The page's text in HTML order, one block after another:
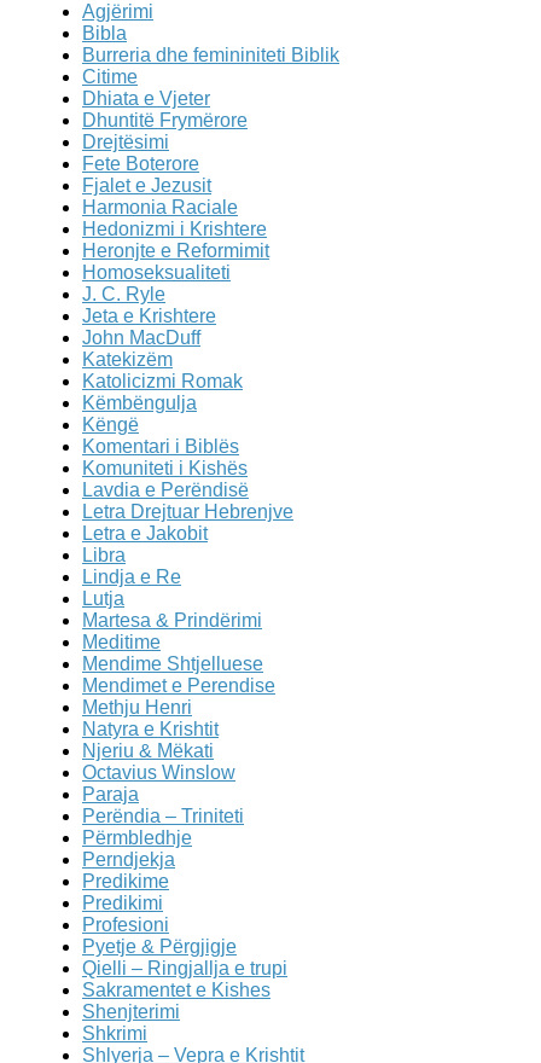
Agjërimi
Bibla
Burreria dhe femininiteti Biblik
Citime
Dhiata e Vjeter
Dhuntitë Frymërore
Drejtësimi
Fete Boterore
Fjalet e Jezusit
Harmonia Raciale
Hedonizmi i Krishtere
Heronjte e Reformimit
Homoseksualiteti
J. C. Ryle
Jeta e Krishtere
John MacDuff
Katekizëm
Katolicizmi Romak
Këmbëngulja
Këngë
Komentari i Biblës
Komuniteti i Kishës
Lavdia e Perëndisë
Letra Drejtuar Hebrenjve
Letra e Jakobit
Libra
Lindja e Re
Lutja
Martesa & Prindërimi
Meditime
Mendime Shtjelluese
Mendimet e Perendise
Methju Henri
Natyra e Krishtit
Njeriu & Mëkati
Octavius Winslow
Paraja
Perëndia – Triniteti
Përmbledhje
Perndjekja
Predikime
Predikimi
Profesioni
Pyetje & Përgjigje
Qielli – Ringjallja e trupi
Sakramentet e Kishes
Shenjterimi
Shkrimi
Shlyerja – Vepra e Krishtit